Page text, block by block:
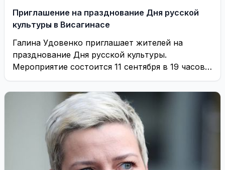
Приглашение на празднование Дня русской
культуры в Висагинасе
Галина Удовенко приглашает жителей на
празднование Дня русской культуры.
Мероприятие состоится 11 сентября в 19 часов в
зале «Драугисте»